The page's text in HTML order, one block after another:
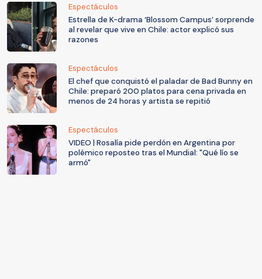
Espectáculos
Estrella de K-drama ‘Blossom Campus’ sorprende
al revelar que vive en Chile: actor explicó sus
razones
Espectáculos
El chef que conquistó el paladar de Bad Bunny en
Chile: preparó 200 platos para cena privada en
menos de 24 horas y artista se repitió
Espectáculos
VIDEO | Rosalía pide perdón en Argentina por
polémico reposteo tras el Mundial: "Qué lío se
armó"